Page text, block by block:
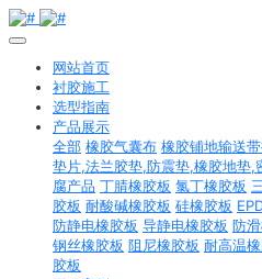
网站首页
衬胶施工
选型指南
产品展示
全部 橡胶气囊布 橡胶铺地输送
垫片,法兰胶垫,防震垫,橡胶地垫,
腐产品 丁腈橡胶板 氯丁橡胶板
胶板 耐酸碱橡胶板 硅橡胶板
防静电橡胶板 导静电橡胶板 防
钢丝橡胶板 阻尼橡胶板 耐高温
胶板